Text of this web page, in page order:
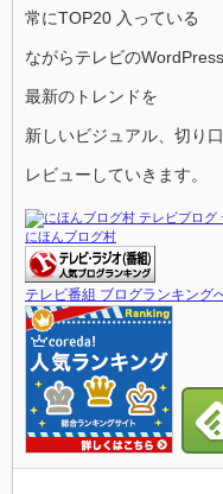
常にTOP20 入っている
ながらテレビの
最新のトレンドを
新しいビジュアル、切り
レビューしていきます。
にほんブログ村
テレビ番組 ブログランキング